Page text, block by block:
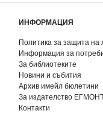
ИНФОРМАЦИЯ
Политика за защита на
Информация за
За библиотеките
Новини и събития
Архив имейл бюлетини
За издателство
Контакти